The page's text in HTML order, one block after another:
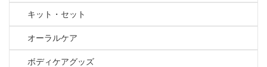
キット・セット
オーラルケア
ボディケアグッズ